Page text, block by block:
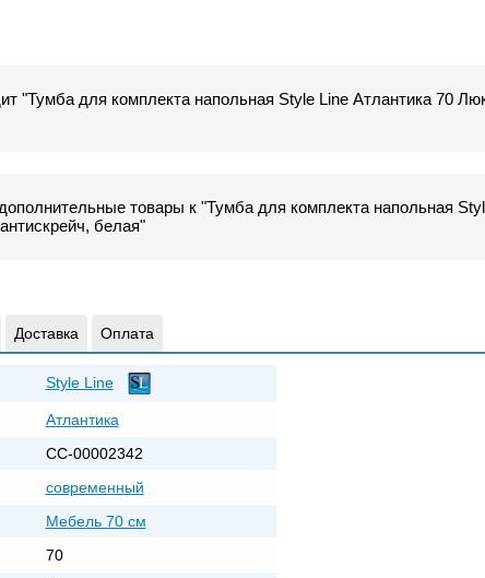
"Тумба для комплекта напольная Style Line Атлантика 70
товары к "Тумба для комплекта напольная
белая"
Доставка Оплата
Style Line
Атлантика
СС-00002342
современный
Мебель 70 см
70